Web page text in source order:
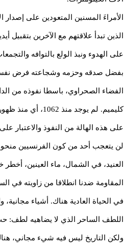
الأمراءَ المسنين المتعودين على
الذين تبدأ علاقتهم مع الآخرين بتقبيل
على الهدوء ونبذ الولع بالتوافه
بفضل صدقه وحزمه وشجاعته فرض نفسه
الفضاء الصحراوي، باسطا نفوذه من
كليميم. لم يوجد
على هذه الهالة من النفوذ والاعتبار
لن يتعجب أحد من كون الفرنسيين
العنيد، في الشمال، ماء العينين،
المقاومة ضدنا انطلاقا من زاويته في
في الحياة العادية هناك. أشياء
اللطف الساحر الذي لا يضاهيه لطف:
ولكن التاريخ ليس فيه شيء مجاني،